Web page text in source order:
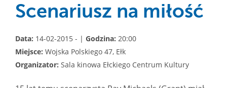
Scenariusz na miłość
Data: 14-02-2015 - | Godzina: 20:00
Miejsce: Wojska Polskiego 47, Ełk
Organizator: Sala kinowa Ełckiego Centrum Kultury